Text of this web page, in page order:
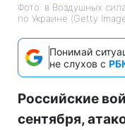
Фото: в Воздушных
по Украине (Getty
Понимай
не слухов с
Российские
сентября,